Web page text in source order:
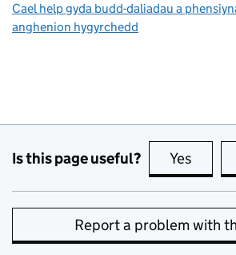
Cael help gyda budd-daliadau a
anghenion hygyrchedd
Is this page useful? Yes this
Report a problem with